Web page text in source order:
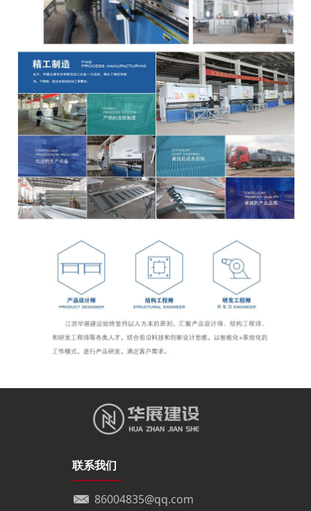
联系我们
86004835@qq.com